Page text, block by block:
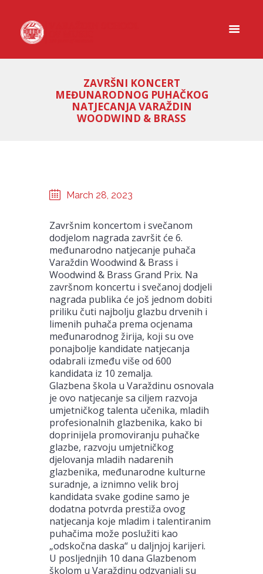
ZAVRŠNI KONCERT
MEĐUNARODNOG PUHAČKOG
NATJECANJA VARAŽDIN
WOODWIND & BRASS
March 28, 2023
Završnim koncertom i svečanom
dodjelom nagrada završit će 6.
međunarodno natjecanje puhača
Varaždin Woodwind & Brass i
Woodwind & Brass Grand Prix. Na
završnom koncertu i svečanoj dodjeli
nagrada publika će još jednom dobiti
priliku čuti najbolju glazbu drvenih i
limenih puhača prema ocjenama
međunarodnog žirija, koji su ove
ponajbolje kandidate natjecanja
odabrali između više od 600
kandidata iz 10 zemalja.
Glazbena škola u Varaždinu osnovala
je ovo natjecanje sa ciljem razvoja
umjetničkog talenta učenika, mladih
profesionalnih glazbenika, kako bi
doprinijela promoviranju puhačke
glazbe, razvoju umjetničkog
djelovanja mladih nadarenih
glazbenika, međunarodne kulturne
suradnje, a iznimno velik broj
kandidata svake godine samo je
dodatna potvrda prestiža ovog
natjecanja koje mladim i talentiranim
puhačima može poslužiti kao
„odskočna daska“ u daljnjoj karijeri.
U posljednjih 10 dana Glazbenom
školom u Varaždinu odzvanjali su